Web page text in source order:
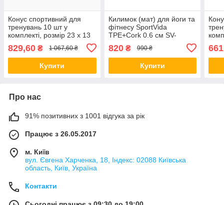
Конус спортивний для
тренувань 10 шт у
комплекті, розмір 23 х 13
829,60 ₴ 1 067,60 ₴
Купити
Килимок (мат) для йоги та
фітнесу SportVida
TPE+Cork 0.6 см SV-
820₴ 990 ₴
Купити
Про нас
91% позитивних з 1001 відгука за рік
Працює з 26.05.2017
м. Київ
вул. Євгена Харченка, 18, Індекс: 02088 Київська
область, Київ, Україна
Контакти